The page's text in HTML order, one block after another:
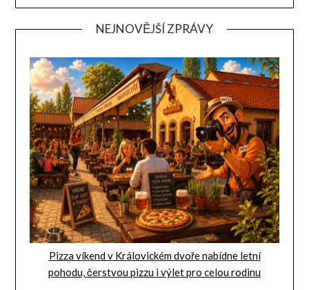
NEJNOVĚJŠÍ ZPRÁVY
Pizza víkend v Královickém dvoře nabídne letní
pohodu, čerstvou pizzu i výlet pro celou rodinu